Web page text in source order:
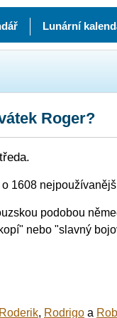
Lunární
Roger?
1608
podobou
nebo "slavný
Roderik, Rodrigo a